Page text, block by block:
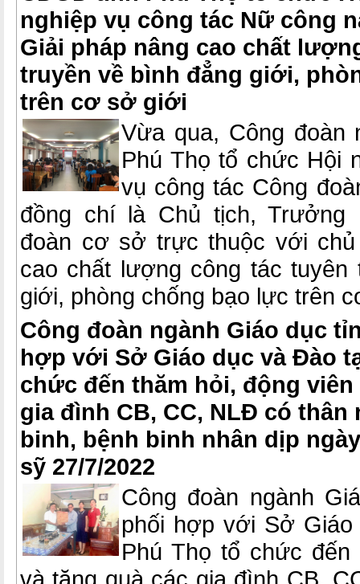
nghiệp vụ công tác Nữ công
Giải pháp nâng cao chất
truyền về bình đẳng giới,
trên cơ sở giới
Vừa qua, Công đoàn
Phú Thọ tổ chức Hội
vụ công tác Công
đồng chí là Chủ tịch, Trưởng
đoàn cơ sở trực thuộc với
cao chất lượng công tác tuyên
giới, phòng chống bạo lực trên
Công đoàn ngành Giáo dục
hợp với Sở Giáo dục và Đào
chức đến thăm hỏi, động viên
gia đình CB, CC, NLĐ có
binh, bệnh binh nhân dịp
sỹ 27/7/2022
Công đoàn ngành
phối hợp với Sở
Phú Thọ tổ chức đến